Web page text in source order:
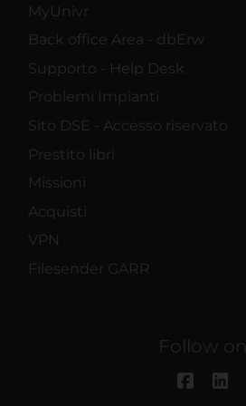
MyUnivr
Back office Area - dbErw
Supporto - Help Desk
Problemi Impianti
Sito DSE - Accesso riservato
Prestito libri
Missioni
Acquisti
VPN
Filesender GARR
Follow on